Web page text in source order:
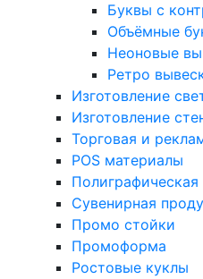
Буквы с
Объёмные
Неоновые
Ретро
Изготовление
Изготовление
Торговая и
POS материалы
Сувенирная
Промо стойки
Промоформа
Ростовые куклы